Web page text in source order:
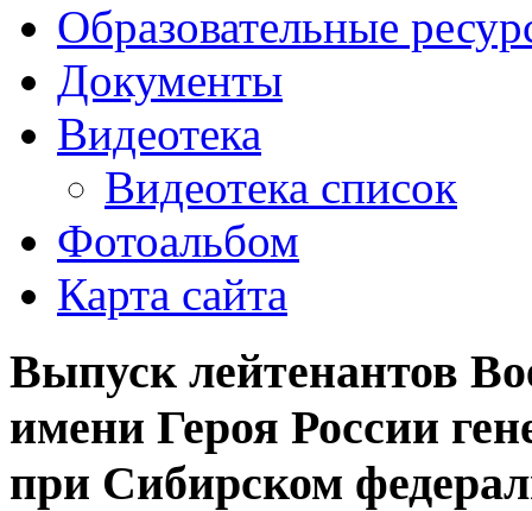
Образовательные
Документы
Видеотека
Видеотека список
Фотоальбом
Карта сайта
Выпуск лейтенантов
имени Героя России
при Сибирском